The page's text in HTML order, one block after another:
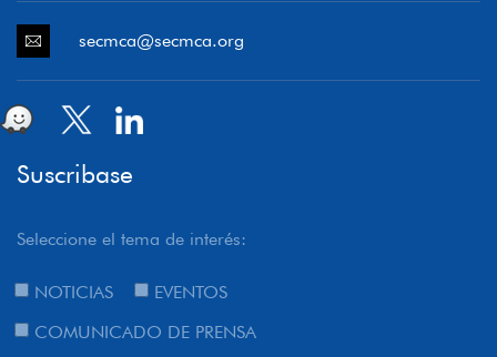
secmca@secmca.org
Suscribase
Seleccione el tema de interés:
NOTICIAS
EVENTOS
COMUNICADO DE PRENSA